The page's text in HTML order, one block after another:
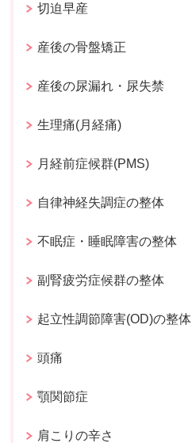
切迫早産
産後の骨盤矯正
産後の尿漏れ・尿失禁
生理痛(月経痛)
月経前症候群(PMS)
自律神経失調症の整体
不眠症・睡眠障害の整体
副腎疲労症候群の整体
起立性調節障害(OD)の整体
頭痛
顎関節症
肩こりの辛さ